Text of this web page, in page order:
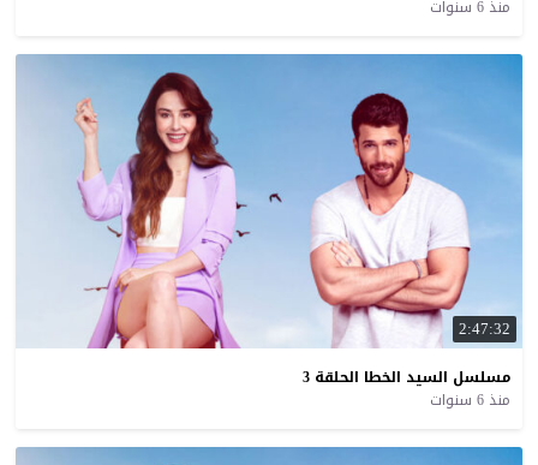
منذ 6 سنوات
2:47:32
مسلسل السيد الخطا الحلقة 3
منذ 6 سنوات